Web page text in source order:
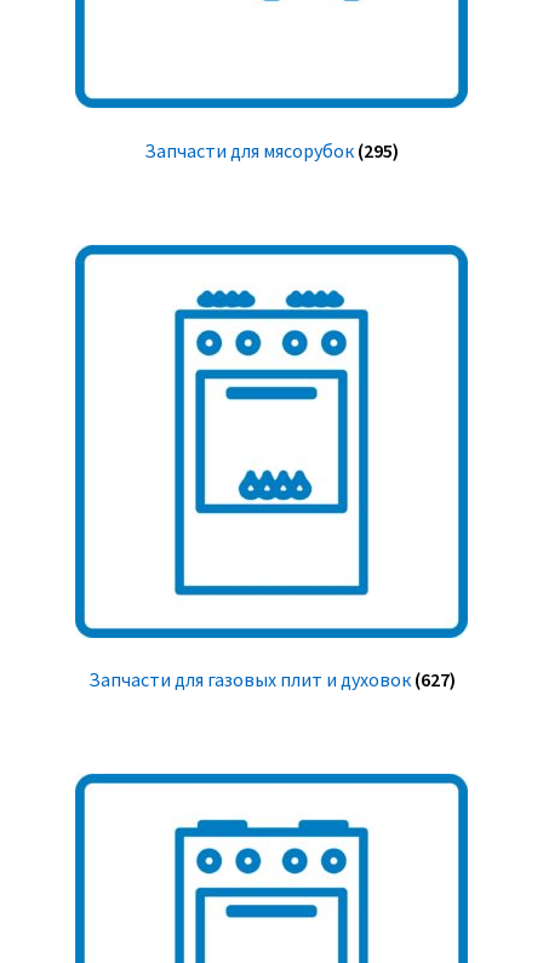
Запчасти для мясорубок (295)
Запчасти для газовых плит и духовок (627)